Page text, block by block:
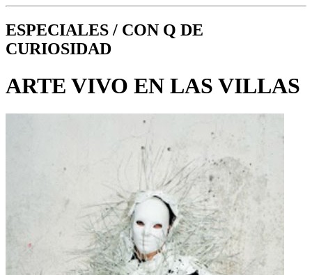
ESPECIALES / CON Q DE
CURIOSIDAD
ARTE VIVO EN LAS VILLAS